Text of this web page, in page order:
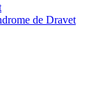
de Dravet